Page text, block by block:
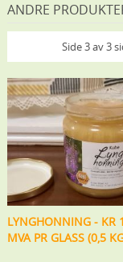
ANDRE
Side 3 av 3
LYNGHONNING - KR
MVA PR GLASS (0,5